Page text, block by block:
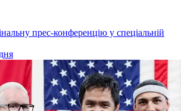
прес-конференцію у спеціальній